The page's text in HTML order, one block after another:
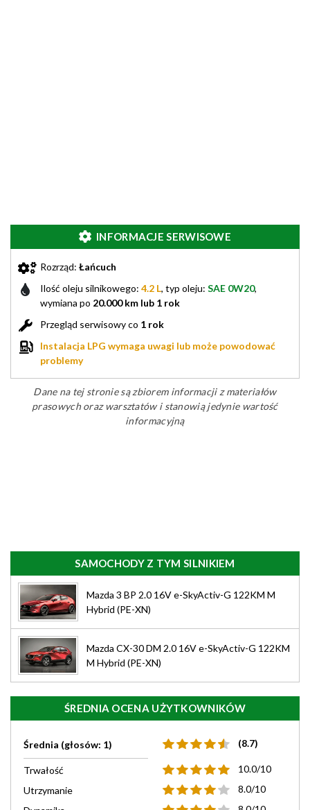
INFORMACJE SERWISOWE
Rozrząd: Łańcuch
Ilość oleju silnikowego: 4.2 L, typ oleju: SAE 0W20,
wymiana po 20.000 km lub 1 rok
Przegląd serwisowy co 1 rok
Instalacja LPG wymaga uwagi lub może powodować
problemy
Dane na tej stronie są zbiorem informacji z materiałów
prasowych oraz warsztatów i stanowią jedynie wartość
informacyjną
SAMOCHODY Z TYM SILNIKIEM
Mazda 3 BP 2.0 16V e-SkyActiv-G 122KM M
Hybrid (PE-XN)
Mazda CX-30 DM 2.0 16V e-SkyActiv-G 122KM
M Hybrid (PE-XN)
ŚREDNIA OCENA UŻYTKOWNIKÓW
Średnia (głosów: 1) (8.7)
Trwałość
10.0/10
Utrzymanie
8.0/10